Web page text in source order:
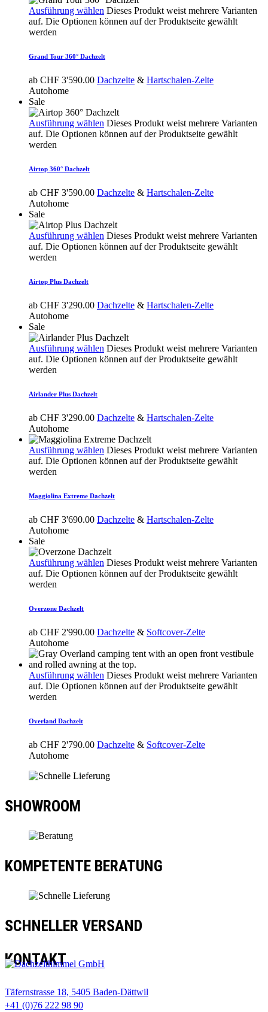
Ausführung wählen Dieses Produkt weist mehrere Varianten
auf. Die Optionen können auf der Produktseite gewählt
werden
Grand Tour 360° Dachzelt
ab CHF 3'590.00 Dachzelte & Hartschalen-Zelte
Autohome
Sale
Ausführung wählen Dieses Produkt weist mehrere Varianten
auf. Die Optionen können auf der Produktseite gewählt
werden
Airtop 360° Dachzelt
ab CHF 3'590.00 Dachzelte & Hartschalen-Zelte
Autohome
Sale
Ausführung wählen Dieses Produkt weist mehrere Varianten
auf. Die Optionen können auf der Produktseite gewählt
werden
Airtop Plus Dachzelt
ab CHF 3'290.00 Dachzelte & Hartschalen-Zelte
Autohome
Sale
Ausführung wählen Dieses Produkt weist mehrere Varianten
auf. Die Optionen können auf der Produktseite gewählt
werden
Airlander Plus Dachzelt
ab CHF 3'290.00 Dachzelte & Hartschalen-Zelte
Autohome
Ausführung wählen Dieses Produkt weist mehrere Varianten
auf. Die Optionen können auf der Produktseite gewählt
werden
Maggiolina Extreme Dachzelt
ab CHF 3'690.00 Dachzelte & Hartschalen-Zelte
Autohome
Sale
Ausführung wählen Dieses Produkt weist mehrere Varianten
auf. Die Optionen können auf der Produktseite gewählt
werden
Overzone Dachzelt
ab CHF 2'990.00 Dachzelte & Softcover-Zelte
Autohome
Ausführung wählen Dieses Produkt weist mehrere Varianten
auf. Die Optionen können auf der Produktseite gewählt
werden
Overland Dachzelt
ab CHF 2'790.00 Dachzelte & Softcover-Zelte
Autohome
SHOWROOM
KOMPETENTE BERATUNG
SCHNELLER VERSAND
KONTAKT
Täfernstrasse 18, 5405 Baden-Dättwil
+41 (0)76 222 98 90